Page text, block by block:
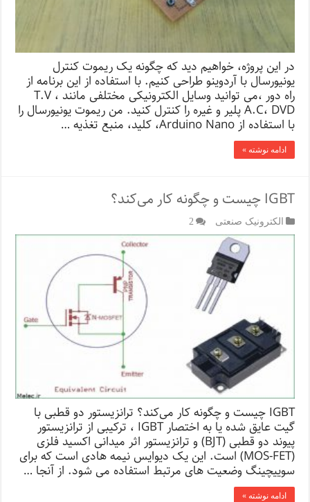
در این پروژه، خواهیم دید که چگونه یک ریموت کنترل
یونیورسال با آردوینو طراحی کنیم. با استفاده از این برنامه از
راه دور ،می توانید وسایل الکترونیکی مختلفی مانند T.V ،
A.C، DVD پلیر و غیره را کنترل کنید. من ریموت یونیورسال را
با استفاده از Arduino Nano، کلید، منبع تغذیه …
ادامه نوشته »
IGBT چیست و چگونه کار می‌کند؟
الکترونیک صنعتی 2
IGBT چیست و چگونه کار می‌کند؟ ترانزیستور دو قطبی با
گیت عایق شده یا به اختصار IGBT ، ترکیبی از ترانزیستور
پیوند دو قطبی (BJT) و ترانزیستور اثر میدانی اکسید فلزی
(MOS-FET) است. این یک دیوایس نیمه هادی است که برای
سوییچینگ وضعیت های مرتبط استفاده می شود. از آنجا …
ادامه نوشته »